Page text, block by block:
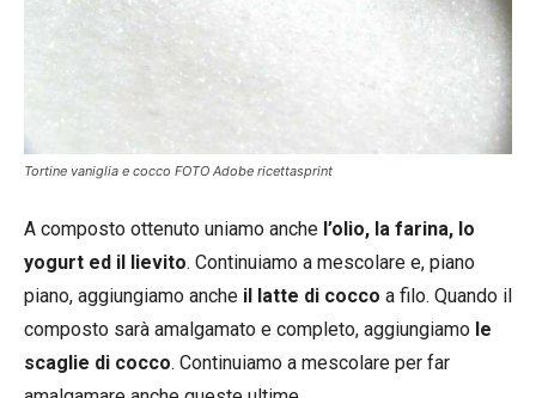
Tortine vaniglia e cocco FOTO Adobe ricettasprint
A composto ottenuto uniamo anche l’olio, la farina, lo
yogurt ed il lievito. Continuiamo a mescolare e, piano
piano, aggiungiamo anche il latte di cocco a filo. Quando il
composto sarà amalgamato e completo, aggiungiamo le
scaglie di cocco. Continuiamo a mescolare per far